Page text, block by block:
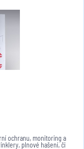
ochranu, monitoring a
plnové hašení, či